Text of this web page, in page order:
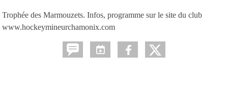
Trophée des Marmouzets. Infos, programme sur le site du club
www.hockeymineurchamonix.com